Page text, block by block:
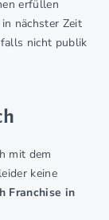
erfüllen
nächster Zeit
nicht publik
mit dem
keine
Franchise in